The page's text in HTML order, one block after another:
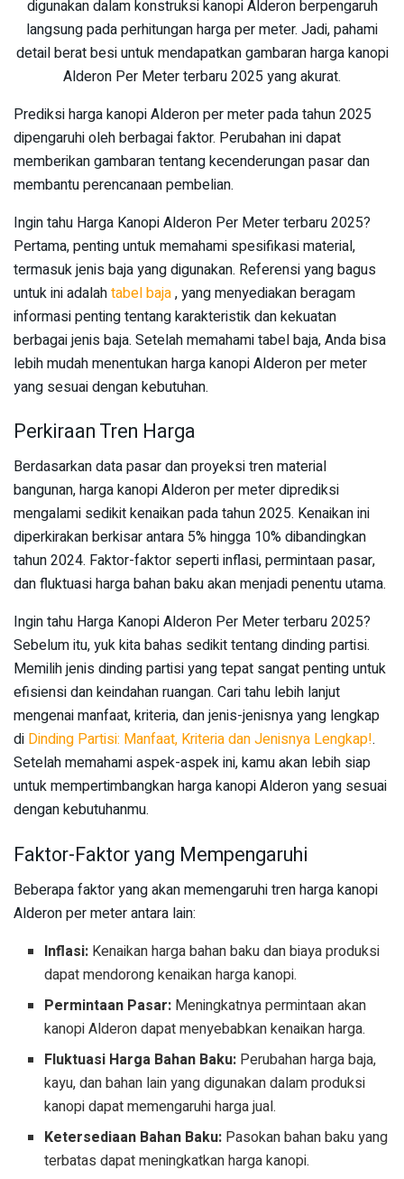
digunakan dalam konstruksi kanopi Alderon berpengaruh
langsung pada perhitungan harga per meter. Jadi, pahami
detail berat besi untuk mendapatkan gambaran harga kanopi
Alderon Per Meter terbaru 2025 yang akurat.
Prediksi harga kanopi Alderon per meter pada tahun 2025
dipengaruhi oleh berbagai faktor. Perubahan ini dapat
memberikan gambaran tentang kecenderungan pasar dan
membantu perencanaan pembelian.
Ingin tahu Harga Kanopi Alderon Per Meter terbaru 2025?
Pertama, penting untuk memahami spesifikasi material,
termasuk jenis baja yang digunakan. Referensi yang bagus
untuk ini adalahtabel baja, yang menyediakan beragam
informasi penting tentang karakteristik dan kekuatan
berbagai jenis baja. Setelah memahami tabel baja, Anda bisa
lebih mudah menentukan harga kanopi Alderon per meter
yang sesuai dengan kebutuhan.
Perkiraan Tren Harga
Berdasarkan data pasar dan proyeksi tren material
bangunan, harga kanopi Alderon per meter diprediksi
mengalami sedikit kenaikan pada tahun 2025. Kenaikan ini
diperkirakan berkisar antara 5% hingga 10% dibandingkan
tahun 2024. Faktor-faktor seperti inflasi, permintaan pasar,
dan fluktuasi harga bahan baku akan menjadi penentu utama.
Ingin tahu Harga Kanopi Alderon Per Meter terbaru 2025?
Sebelum itu, yuk kita bahas sedikit tentang dinding partisi.
Memilih jenis dinding partisi yang tepat sangat penting untuk
efisiensi dan keindahan ruangan. Cari tahu lebih lanjut
mengenai manfaat, kriteria, dan jenis-jenisnya yang lengkap
di Dinding Partisi: Manfaat, Kriteria dan Jenisnya Lengkap!.
Setelah memahami aspek-aspek ini, kamu akan lebih siap
untuk mempertimbangkan harga kanopi Alderon yang sesuai
dengan kebutuhanmu.
Faktor-Faktor yang Mempengaruhi
Beberapa faktor yang akan memengaruhi tren harga kanopi
Alderon per meter antara lain:
Inflasi: Kenaikan harga bahan baku dan biaya produksi
dapat mendorong kenaikan harga kanopi.
Permintaan Pasar: Meningkatnya permintaan akan
kanopi Alderon dapat menyebabkan kenaikan harga.
Fluktuasi Harga Bahan Baku: Perubahan harga baja,
kayu, dan bahan lain yang digunakan dalam produksi
kanopi dapat memengaruhi harga jual.
Ketersediaan Bahan Baku: Pasokan bahan baku yang
terbatas dapat meningkatkan harga kanopi.